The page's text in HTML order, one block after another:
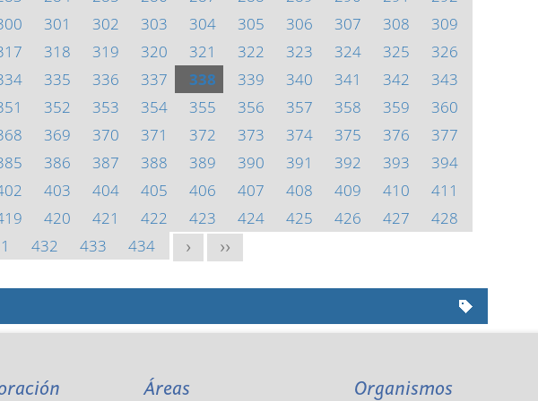
301 302 303 304 305 306 307 308
309
318 319 320 321 322 323 324 325
326
335 336 337 338 339 340 341 342
343
352 353 354 355 356 357 358 359
360
369 370 371 372 373 374 375 376
377
386 387 388 389 390 391 392 393
394
403 404 405 406 407 408 409 410
411
420 421 422 423 424 425 426 427
428
432 433 434 > >>
Áreas Organismos